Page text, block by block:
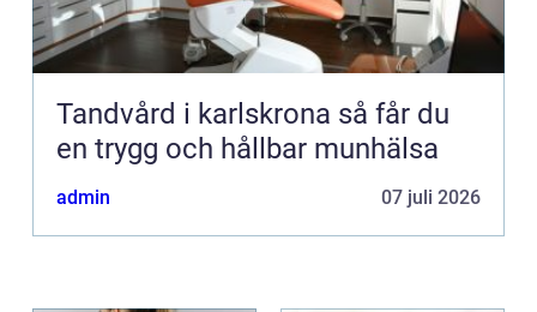
Tandvård i karlskrona så får du
en trygg och hållbar munhälsa
admin 07 juli 2026